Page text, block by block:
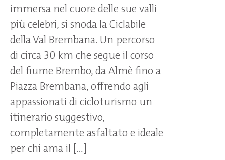
immersa nel cuore delle sue valli
più celebri, si snoda la Ciclabile
della Val Brembana. Un percorso
di circa 30 km che segue il corso
del fiume Brembo, da Almè fino a
Piazza Brembana, offrendo agli
appassionati di cicloturismo un
itinerario suggestivo,
completamente asfaltato e ideale
per chi ama il […]